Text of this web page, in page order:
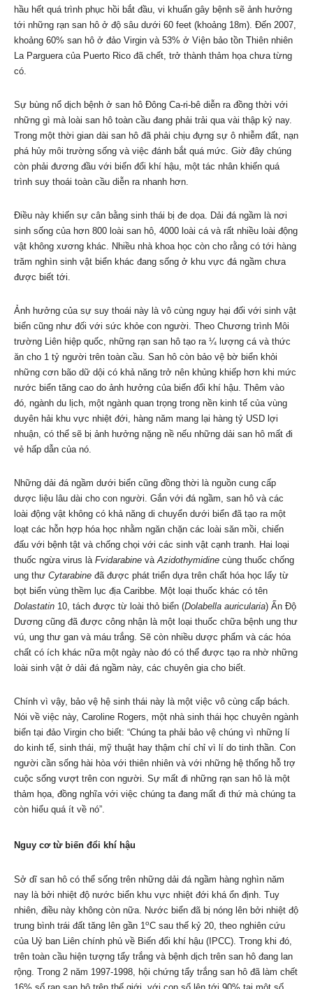
hầu hết quá trình phục hồi bắt đầu, vi khuẩn gây bệnh sẽ ảnh hưởng
tới những rạn san hô ở độ sâu dưới 60 feet (khoảng 18m). Đến 2007,
khoảng 60% san hô ở đảo Virgin và 53% ở Viện bảo tồn Thiên nhiên
La Parguera của Puerto Rico đã chết, trở thành thảm họa chưa từng
có.
Sự bùng nổ dịch bệnh ở san hô Đông Ca-ri-bê diễn ra đồng thời với
những gì mà loài san hô toàn cầu đang phải trải qua vài thập kỷ nay.
Trong một thời gian dài san hô đã phải chịu đựng sự ô nhiễm đất, nạn
phá hủy môi trường sống và việc đánh bắt quá mức. Giờ đây chúng
còn phải đương đầu với biến đổi khí hậu, một tác nhân khiến quá
trình suy thoái toàn cầu diễn ra nhanh hơn.
Điều này khiến sự cân bằng sinh thái bị đe dọa. Dải đá ngầm là nơi
sinh sống của hơn 800 loài san hô, 4000 loài cá và rất nhiều loài động
vật không xương khác. Nhiều nhà khoa học còn cho rằng có tới hàng
trăm nghìn sinh vật biển khác đang sống ở khu vực đá ngầm chưa
được biết tới.
Ảnh hưởng của sự suy thoái này là vô cùng nguy hại đối với sinh vật
biển cũng như đối với sức khỏe con người. Theo Chương trình Môi
trường Liên hiệp quốc, những rạn san hô tạo ra ¼ lượng cá và thức
ăn cho 1 tỷ người trên toàn cầu. San hô còn bảo vệ bờ biển khỏi
những cơn bão dữ dội có khả năng trở nên khủng khiếp hơn khi mức
nước biển tăng cao do ảnh hưởng của biến đổi khí hậu. Thêm vào
đó, ngành du lịch, một ngành quan trọng trong nền kinh tế của vùng
duyên hải khu vực nhiệt đới, hàng năm mang lại hàng tỷ USD lợi
nhuận, có thể sẽ bị ảnh hưởng nặng nề nếu những dải san hô mất đi
vẻ hấp dẫn của nó.
Những dải đá ngầm dưới biển cũng đồng thời là nguồn cung cấp
dược liệu lâu dài cho con người. Gắn với đá ngầm, san hô và các
loài động vật không có khả năng di chuyển dưới biển đã tạo ra một
loạt các hỗn hợp hóa học nhằm ngăn chặn các loài săn mồi, chiến
đấu với bệnh tật và chống chọi với các sinh vật cạnh tranh. Hai loại
thuốc ngừa virus là Fvidarabine vàAzidothymidine cùng thuốc chống
ung thư Cytarabine đã được phát triển dựa trên chất hóa học lấy từ
bọt biển vùng thềm lục địa Caribbe. Một loại thuốc khác có tên
Dolastatin 10, tách được từ loài thỏ biển (Dolabella auricularia) Ấn Độ
Dương cũng đã được công nhận là một loại thuốc chữa bệnh ung thư
vú, ung thư gan và máu trắng. Sẽ còn nhiều dược phẩm và các hóa
chất có ích khác nữa một ngày nào đó có thể được tạo ra nhờ những
loài sinh vật ở dải đá ngầm này, các chuyên gia cho biết.
Chính vì vậy, bảo vệ hệ sinh thái này là một việc vô cùng cấp bách.
Nói về việc này, Caroline Rogers, một nhà sinh thái học chuyên ngành
biển tại đảo Virgin cho biết: “Chúng ta phải bảo vệ chúng vì những lí
do kinh tế, sinh thái, mỹ thuật hay thậm chí chỉ vì lí do tinh thần. Con
người cần sống hài hòa với thiên nhiên và với những hệ thống hỗ trợ
cuộc sống vượt trên con người. Sự mất đi những rạn san hô là một
thảm họa, đồng nghĩa với việc chúng ta đang mất đi thứ mà chúng ta
còn hiểu quá ít về nó”.
Nguy cơ từ biến đổi khí hậu
Sở dĩ san hô có thể sống trên những dải đá ngầm hàng nghìn năm
nay là bởi nhiệt độ nước biển khu vực nhiệt đới khá ổn định. Tuy
nhiên, điều này không còn nữa. Nước biển đã bị nóng lên bởi nhiệt độ
trung bình trái đất tăng lên gần 1oC sau thế kỷ 20, theo nghiên cứu
của Uỷ ban Liên chính phủ về Biến đổi khí hậu (IPCC). Trong khi đó,
trên toàn cầu hiện tượng tẩy trắng và bệnh dịch trên san hô đang lan
rộng. Trong 2 năm 1997-1998, hội chứng tẩy trắng san hô đã làm chết